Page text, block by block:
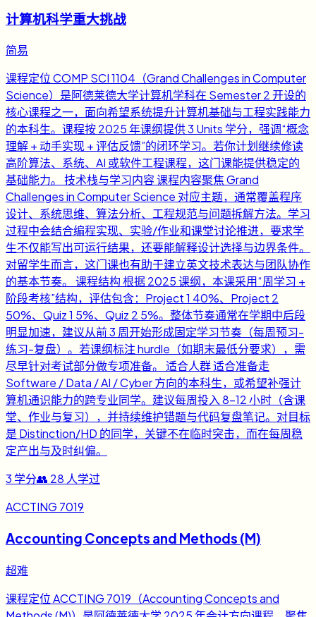
计算机科学重大挑战
简易
课程定位 COMP SCI 1104（Grand Challenges in Computer
Science）是阿德莱德大学计算机学科在 Semester 2 开设的
核心课程之一，面向希望系统提升计算机基础与工程实践能力
的本科生。课程按 2025 年课纲提供 3 Units 学分，强调“概念
理解 + 动手实现 + 评估反馈”的闭环学习。若你计划继续修读
高阶算法、系统、AI 或软件工程课程，这门课能提供稳定的
基础能力。 技术栈与学习内容 课程内容聚焦 Grand
Challenges in Computer Science 对应主题，通常覆盖程序
设计、系统思维、算法分析、工程规范与问题拆解方法。学习
过程中会结合编程实现、实验/作业和课堂讨论推进，要求学
生不仅能写出可运行结果，还要能解释设计选择与边界条件。
对留学生而言，这门课也有助于建立英文技术表达与团队协作
的基本节奏。 课程结构 根据 2025 课纲，本课采用“周学习 +
阶段考核”结构，评估包含：Project 1 40%、Project 2
50%、Quiz 1 5%、Quiz 2 5%。整体节奏通常在学期中后段
明显加速，建议从前 3 周开始形成固定学习节奏（每周预习-
练习-复盘）。若课纲标注 hurdle（如期末最低分要求），需
尽早针对考试部分做专项准备。 适合人群 适合准备走
Software / Data / AI / Cyber 方向的本科生，或希望补强计
算机通识能力的跨专业同学。建议每周投入 8-12 小时（含课
堂、作业与复习），并持续维护错题与代码复盘笔记。对目标
是 Distinction/HD 的同学，关键不在临时突击，而在每周稳
定产出与及时纠偏。
3 学分👥 28 人学过
ACCTING 7019
Accounting Concepts and Methods (M)
超难
课程定位 ACCTING 7019（Accounting Concepts and